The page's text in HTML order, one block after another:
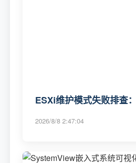
ESXi维护模式失败排查
2026/8/8 2:47:04